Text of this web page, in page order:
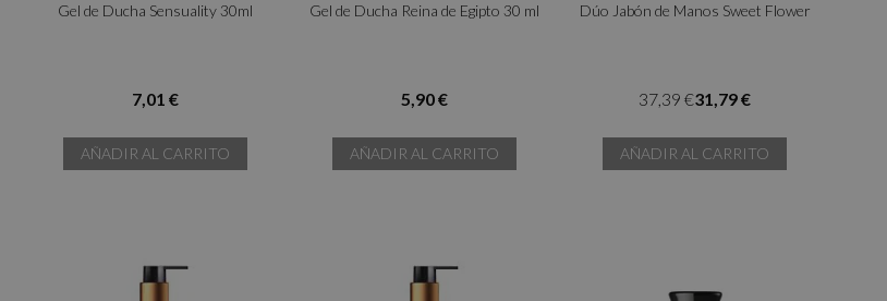
Gel de Ducha Sensuality 30ml
7,01 €
AÑADIR AL CARRITO
Gel de Ducha Reina de Egipto 30 ml
5,90 €
AÑADIR AL CARRITO
Dúo Jabón de Manos Sweet Flower
31,79 €
37,39 €
AÑADIR AL CARRITO